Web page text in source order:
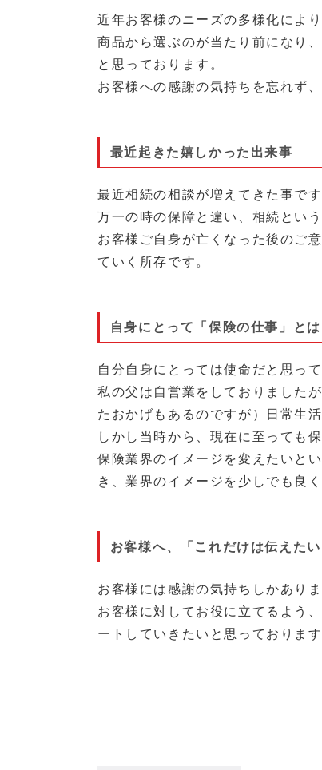
近年お客様のニーズの多様化によ
商品から選ぶのが当たり前になり
と思っております。
お客様への感謝の気持ちを忘れず
最近起きた嬉しかった出来事
最近相続の相談が増えてきた事です
万一の時の保障と違い、相続とい
お客様ご自身が亡くなった後のご
ていく所存です。
自身にとって「保険の仕事」とは
自分自身にとっては使命だと思って
私の父は自営業をしておりました
たおかげもあるのですが）日常生
しかし当時から、現在に至っても
保険業界のイメージを変えたいと
き、業界のイメージを少しでも良
お客様へ、「これだけは伝えた
お客様には感謝の気持ちしかありま
お客様に対してお役に立てるよう
ートしていきたいと思っております